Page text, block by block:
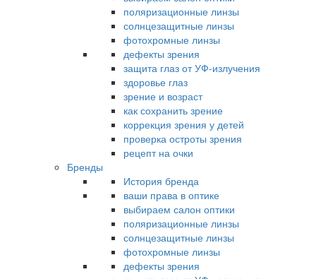
поляризационные линзы
солнцезащитные линзы
фотохромные линзы
дефекты зрения
защита глаз от УФ-излучения
здоровье глаз
зрение и возраст
как сохранить зрение
коррекция зрения у детей
проверка остроты зрения
рецепт на очки
Бренды
История бренда
ваши права в оптике
выбираем салон оптики
поляризационные линзы
солнцезащитные линзы
фотохромные линзы
дефекты зрения